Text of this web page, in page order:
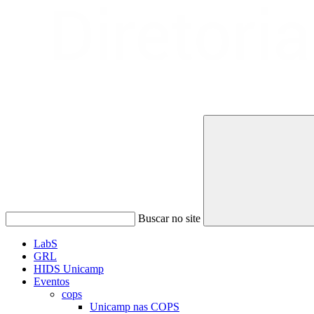
Buscar no site
LabS
GRL
HIDS Unicamp
Eventos
cops
Unicamp nas COPS